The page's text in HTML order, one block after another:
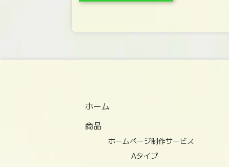
ホーム
商品
ホームページ制作サービス
Aタイプ